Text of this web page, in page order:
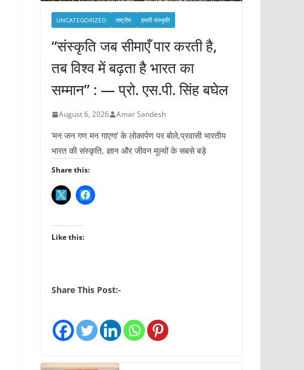
UNCATEGORIZED राष्ट्रीय हमारी संस्कृति
“संस्कृति जब सीमाएँ पार करती है,
तब विश्व में बढ़ता है भारत का
सम्मान” : — प्रो. एस.पी. सिंह बघेल
August 6, 2026 Amar Sandesh
‘मन जन गण मन गाएगा’ के लोकार्पण पर बोले,प्रवासी भारतीय
भारत की संस्कृति, ज्ञान और जीवन मूल्यों के सबसे बड़े
Share this:
Like this:
Share This Post:-